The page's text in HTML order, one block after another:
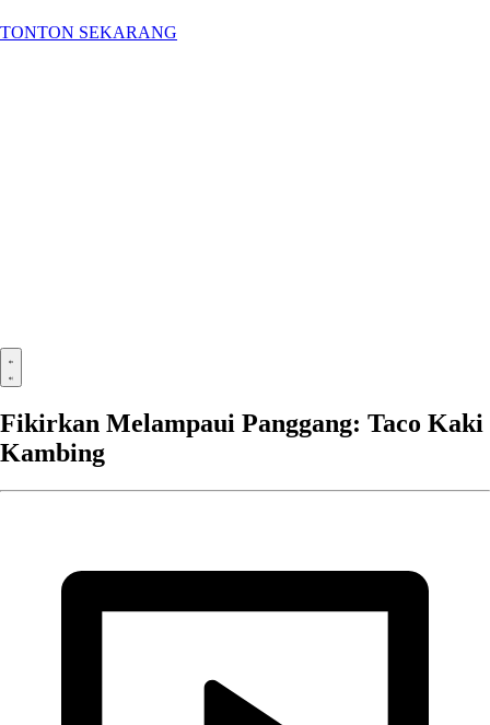
TONTON SEKARANG
Fikirkan Melampaui Panggang: Taco Kaki
Kambing